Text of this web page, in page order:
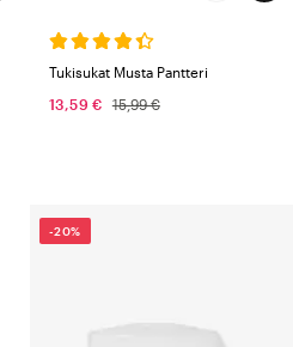
Tukisukat Musta Pantteri
13,59 €
15,99 €
-20%